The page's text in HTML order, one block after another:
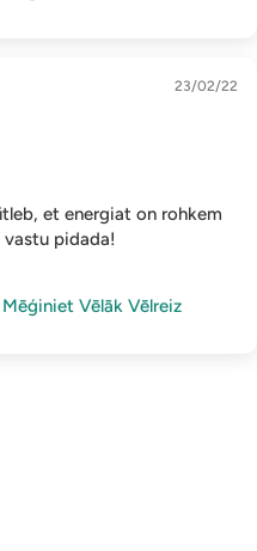
23/02/22
et energiat on rohkem
vastu pidada!
Vēlāk Vēlreiz